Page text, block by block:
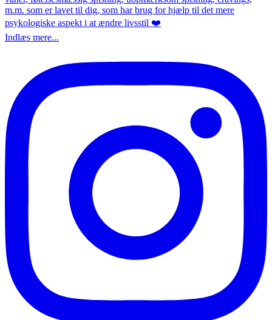
Indlæs mere...